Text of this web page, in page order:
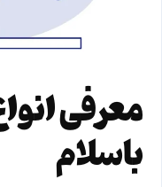
معرفی
باسلام